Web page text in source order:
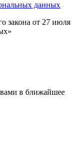
данных
закона от 27 июля
в ближайшее